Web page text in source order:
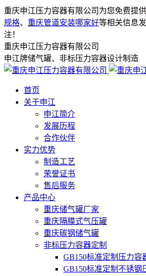
重庆申江压力容器有限公司为您免费提供
规格、 重庆管道安装哪家好等相关信息
注！
重庆申江压力容器有限公司
申江牌储气罐、非标压力容器设计制造
首页
关于申江
申江简介
发展历程
合作伙伴
实力优势
制造工艺
荣誉证书
售后服务
产品中心
重庆储气罐厂家
重庆隔膜式气压罐
重庆碳钢储气罐
非标压力容器定制
GB150标准定制压力容
GB150标准定制不锈钢